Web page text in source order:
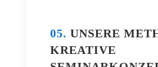
05. UNSERE
KREATIVE